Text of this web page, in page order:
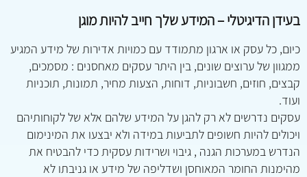
בעידן הדיגיטלי – המידע שלך חייב להיות מוגן
כיום, כל עסק או ארגון מתמודד עם כמויות אדירות של מידע המגיע
ממגוון של ערוצים שונים, בין היתר עסקים מאחסנים : מסמכים,
קבצים, חוזים, חשבוניות, דוחות, הצעות מחיר, תמונות, תוכניות
ועוד.
עסקים נדרשים לא רק להגן על המידע שלהם אלא של לקוחותיהם
ויכולים להיות חשופים לתביעות במידה ולא יבצעו את המינימום
הנדרש במערכות הגנה , גיבוי ושרידות עסקית כדי להבטיח את
מהימנות החומר המאוחסן ושדליפה של מידע או גניבתו לא